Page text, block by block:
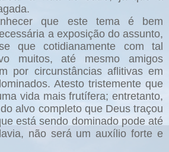
que este tema é bem
a exposição do assunto,
que cotidianamente com tal
muitos, até mesmo amigos
por circunstâncias aflitivas em
Atesto tristemente que
vida mais frutífera; entretanto,
alvo completo que Deus traçou
está sendo dominado pode até
não será um auxílio forte e